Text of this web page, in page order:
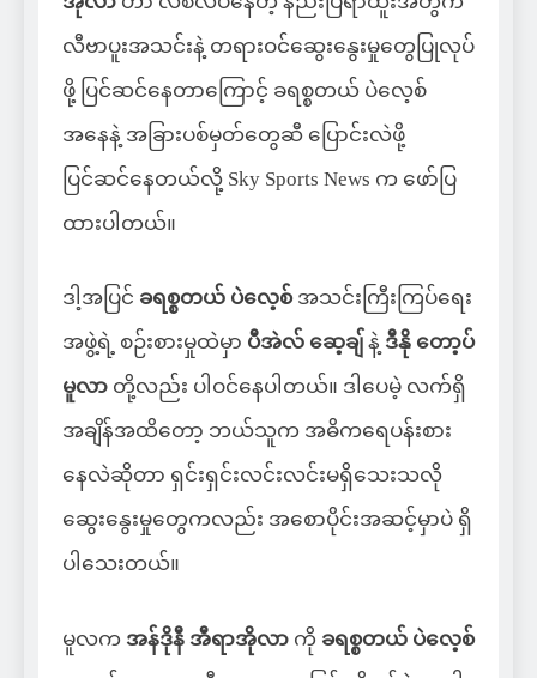
လီဗာပူးအသင်းနဲ့ တရားဝင်ဆွေးနွေးမှုတွေပြုလုပ်
ဖို့ ပြင်ဆင်နေတာကြောင့် ခရစ္စတယ် ပဲလေ့စ်
အနေနဲ့ အခြားပစ်မှတ်တွေဆီ ပြောင်းလဲဖို့
ပြင်ဆင်နေတယ်လို့ Sky Sports News က ဖော်ပြ
ထားပါတယ်။
ဒါ့အပြင် ခရစ္စတယ် ပဲလေ့စ်အသင်းကြီးကြပ်ရေး
အဖွဲ့ရဲ့ စဉ်းစားမှုထဲမှာ ပီအဲလ် ဆေ့ချ် နဲ့ ဒီနို တော့ပ်
မူလာ တို့လည်း ပါဝင်နေပါတယ်။ ဒါပေမဲ့ လက်ရှိ
အချိန်အထိတော့ ဘယ်သူက အဓိကရေပန်းစား
နေလဲဆိုတာ ရှင်းရှင်းလင်းလင်းမရှိသေးသလို
ဆွေးနွေးမှုတွေကလည်း အစောပိုင်းအဆင့်မှာပဲ ရှိ
ပါသေးတယ်။
မူလက အန်ဒိုနီ အီရာအိုလာ ကို ခရစ္စတယ် ပဲလေ့စ်